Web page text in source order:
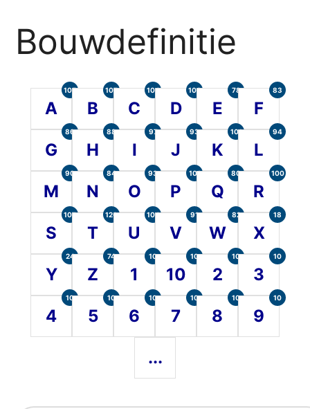
Bouwdefinitie
A
105
B
107
C
104
D
100
E
78
F
83
G
86
H
88
I
97
J
93
K
101
L
94
M
90
N
84
O
93
P
101
Q
80
R
100
S
107
T
120
U
104
V
91
W
82
X
18
Y
24
Z
74
1
10
10
10
2
10
3
10
4
10
5
10
6
10
7
10
8
10
9
10
...